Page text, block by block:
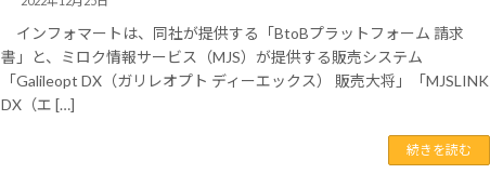
インフォマートは、同社が提供する「BtoBプラットフォーム 請求
書」と、ミロク情報サービス（MJS）が提供する販売システム
「Galileopt DX（ガリレオプト ディーエックス） 販売大将」「MJSLINK
DX（エ […]
続きを読む